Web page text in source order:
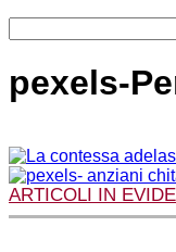
pexels-
ARTICOLI IN